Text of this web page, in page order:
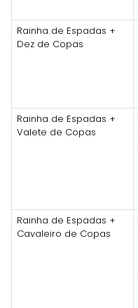
Rainha de Espadas +
Dez de Copas
Rainha de Espadas +
Valete de Copas
Rainha de Espadas +
Cavaleiro de Copas